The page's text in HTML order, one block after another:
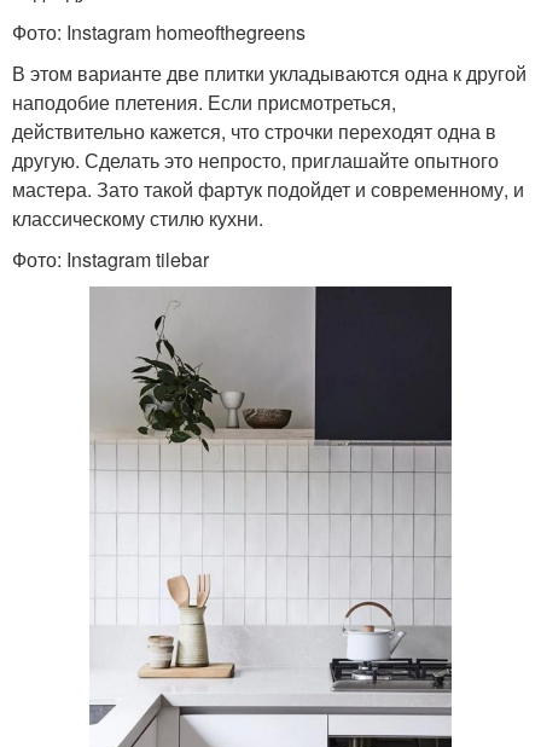
Фото: Instagram homeofthegreens
В этом варианте две плитки укладываются одна к другой
наподобие плетения. Если присмотреться,
действительно кажется, что строчки переходят одна в
другую. Сделать это непросто, приглашайте опытного
мастера. Зато такой фартук подойдет и современному, и
классическому стилю кухни.
Фото: Instagram tilebar